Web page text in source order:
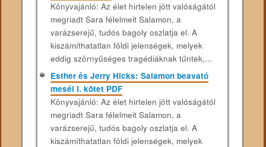
Könyvajánló: Az élet hirtelen jött valóságától
megriadt Sara félelmeit Salamon, a
varázserejű, tudós bagoly oszlatja el. A
kiszámíthatatlan földi jelenségek, melyek
eddig szörnyűséges tragédiáknak tűntek,...
Esther és Jerry Hicks: Salamon beavató
meséi I. kötet PDF
Könyvajánló: Az élet hirtelen jött valóságától
megriadt Sara félelmeit Salamon, a
varázserejű, tudós bagoly oszlatja el. A
kiszámíthatatlan földi jelenségek, melyek